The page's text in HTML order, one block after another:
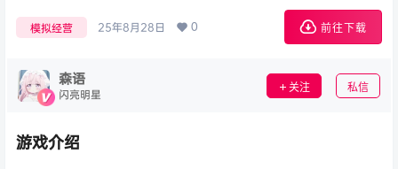
模拟经营 25年8月28日 0 前往下载
森语
闪亮明星 关注 私信
游戏介绍